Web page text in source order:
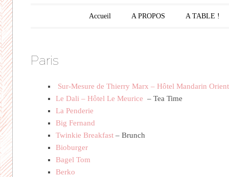
Menu principal
Aller au contenu principal
Accueil A PROPOS A TABLE !
Paris
Sur-Mesure de Thierry Marx – Hôtel Mandarin
Le Dali – Hôtel Le Meurice – Tea Time
La Penderie
Big Fernand
Twinkie Breakfast – Brunch
Bioburger
Bagel Tom
Berko